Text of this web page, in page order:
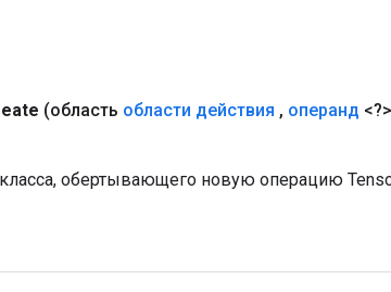
(область области действия , операнд
обертывающего новую операцию